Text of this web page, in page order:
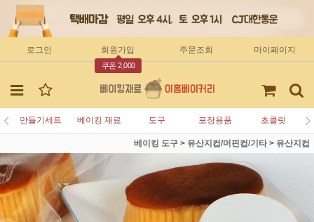
로그인 회원가입
쿠폰 2,000
주문조회 마이페이지
만들기세트 베이킹 재료 도구 포장용품 초콜릿
베이킹 도구 > 유산지컵/머핀컵/기타> 유산지컵